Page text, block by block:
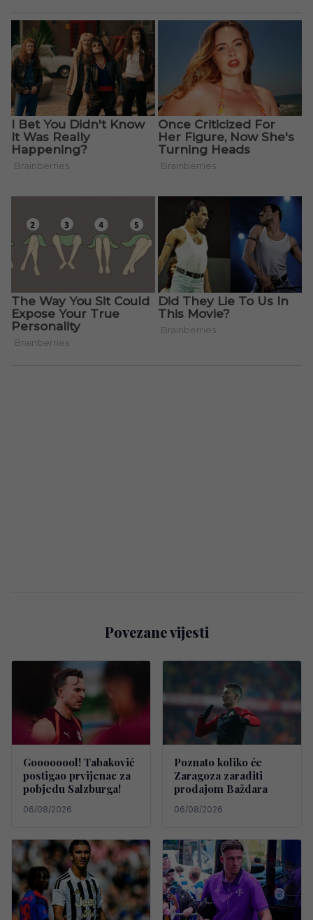
Povezane vijesti
Goooooool! Tabaković
postigao prvijenac za
pobjedu Salzburga!
06/08/2026
Poznato koliko će
Zaragoza zaraditi
prodajom Baždara
06/08/2026